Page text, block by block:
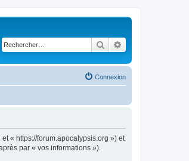
Rechercher
Connexion
« https://forum.apocalypsis.org ») et
par « vos informations »).